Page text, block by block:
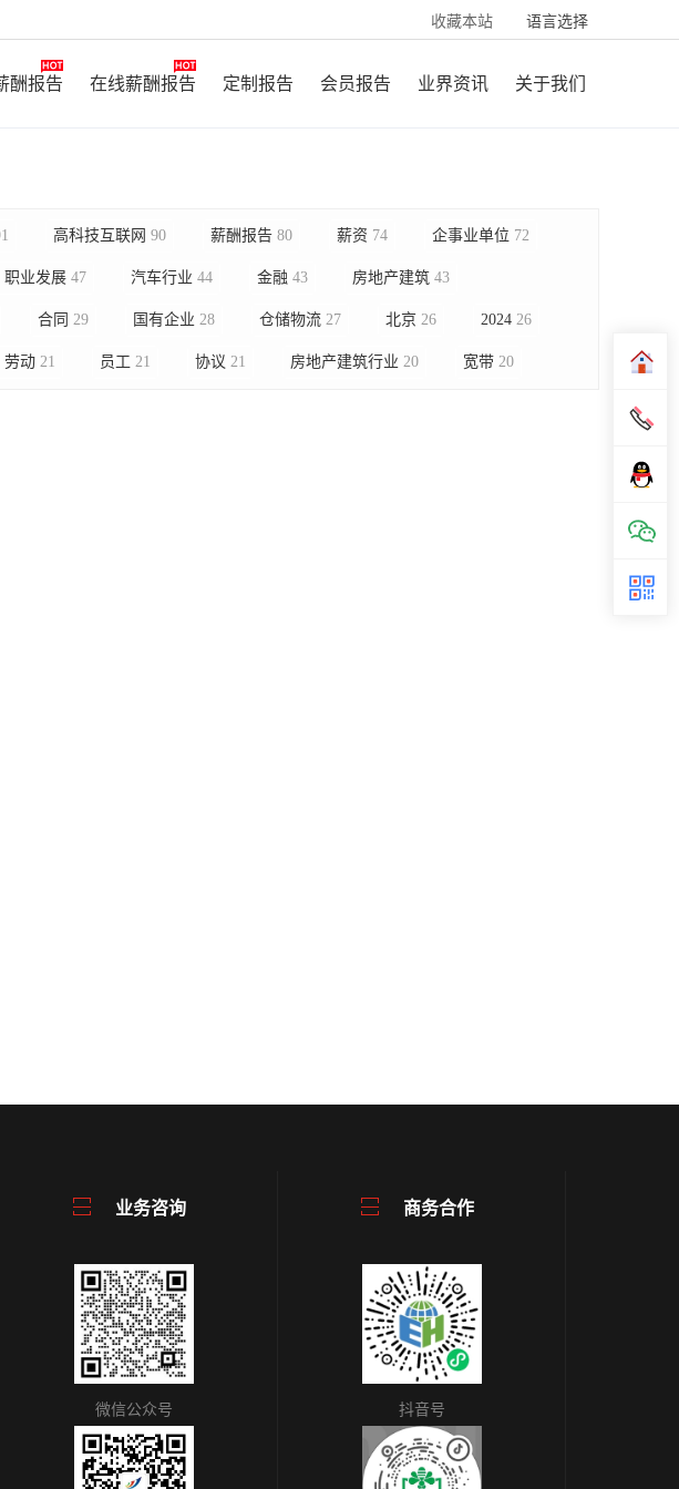
收藏本站 语言选择
酬报告 在线薪酬报告 定制报告 会员报告 业界资讯 关于我们
高科技互联网 90 薪酬报告 80 薪资 74 企事业单位 72
职业发展 47 汽车行业 44 金融 43 房地产建筑 43
合同 29 国有企业 28 仓储物流 27 北京 26 2024 26
劳动 21 员工 21 协议 21 房地产建筑行业 20 宽带 20
业务咨询
微信公众号
商务合作
抖音号